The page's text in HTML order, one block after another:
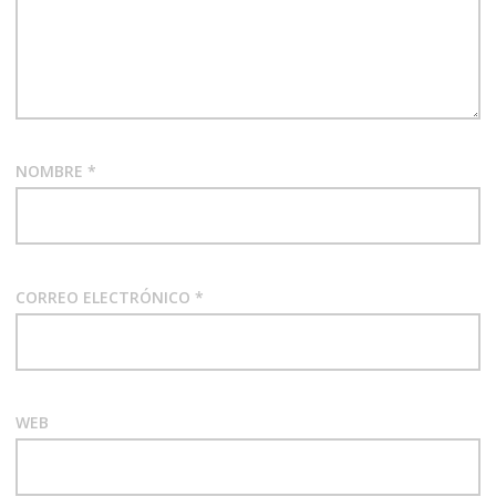
NOMBRE *
CORREO ELECTRÓNICO *
WEB